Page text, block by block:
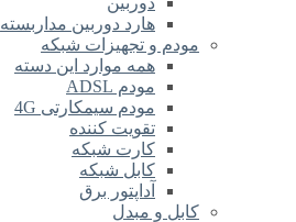
هارد دوربین مداربسته
مودم و تجهیزات شبکه
همه موارد این دسته
مودم ADSL
مودم سیمکارتی 4G
تقویت کننده
کارت شبکه
کابل شبکه
آداپتور برق
کابل و مبدل